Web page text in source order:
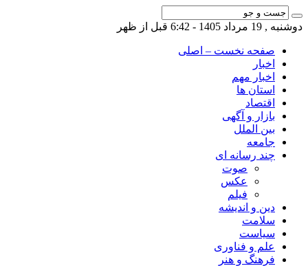
دوشنبه , 19 مرداد 1405 - 6:42 قبل از ظهر
صفحه نخست – اصلی
اخبار
اخبار مهم
استان ها
اقتصاد
بازار و آگهی
بین الملل
جامعه
چند رسانه ای
صوت
عکس
فیلم
دین و اندیشه
سلامت
سیاست
علم و فناوری
فرهنگ و هنر